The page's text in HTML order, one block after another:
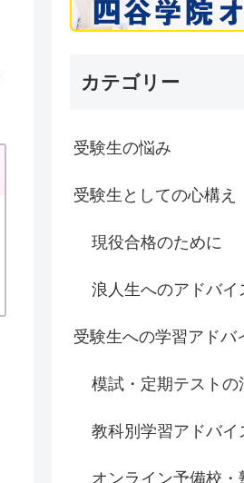
カテゴリー
受験生の悩み
受験生としての心構え
現役合格のために
浪人生へのアドバイ
受験生への学習アドバ
模試・定期テストの
教科別学習アドバイ
オンライン予備校・